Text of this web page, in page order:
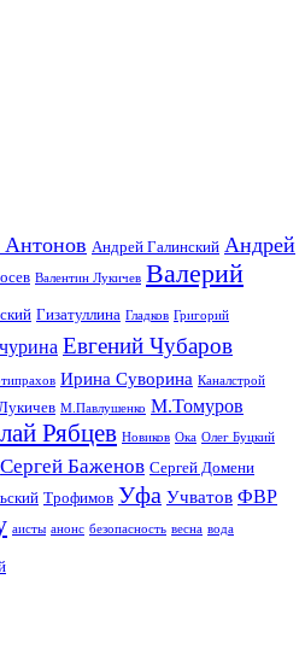
Андрей Галинский Андрей
Валентин Лукичев Валерий
Гизатуллина Гладков Григорий
Евгений Чубаров
Ирина Суворина Каналстрой
М.Павлушенко М.Томуров
Рябцев Новиков Ока Олег Буцкий
Сергей Баженов Сергей Домени
Трофимов Уфа Учватов ФВР
аисты анонс безопасность весна вода